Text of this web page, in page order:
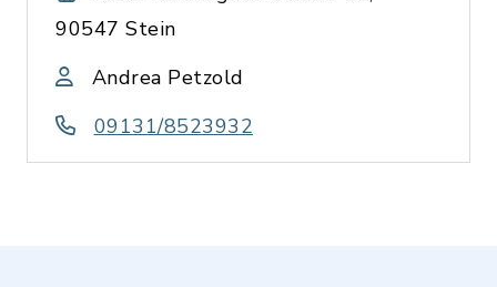
90547 Stein
Andrea Petzold
09131/8523932